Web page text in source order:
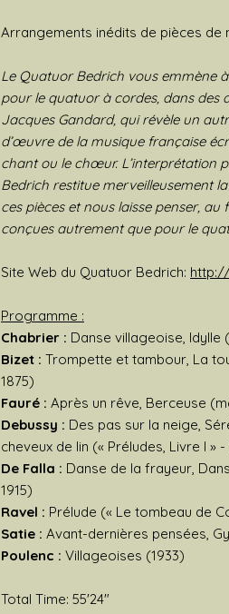
Arrangements inédits de pièces de
Le Quatuor Bedrich vous emmène
pour le quatuor à cordes, dans des
Jacques Gandard, qui révèle un
d’œuvre de la musique française
chant ou le chœur. L’interprétation
Bedrich restitue merveilleusement
ces pièces et nous laisse penser, au
conçues autrement que pour le
Site Web du Quatuor Bedrich:
Programme :
Chabrier : Danse villageoise, Idylle
Bizet : Trompette et tambour, La
1875)
Fauré : Après un rêve, Berceuse
Debussy : Des pas sur la neige,
cheveux de lin (« Préludes, Livre I » -
De Falla : Danse de la frayeur,
1915)
Ravel : Prélude (« Le tombeau de
Satie : Avant-dernières pensées,
Poulenc : Villageoises (1933)
Total Time: 55'24"